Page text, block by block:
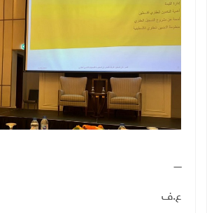
ـــــ
ع.ف